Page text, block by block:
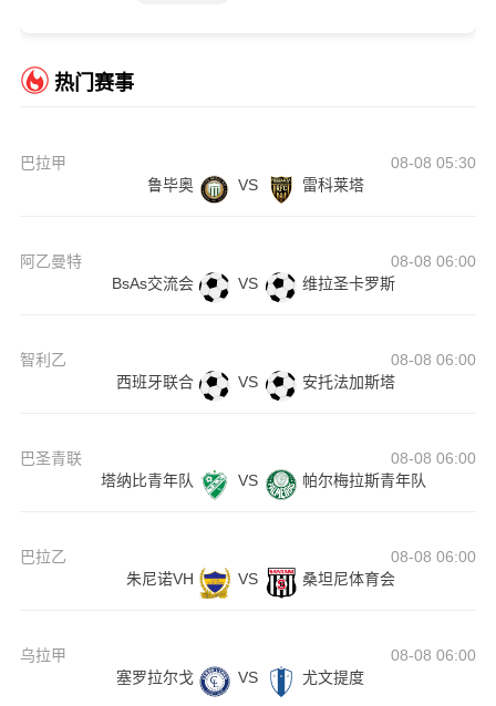
热门赛事
巴拉甲
08-08 05:30
鲁毕奥
VS 雷科莱塔
阿乙曼特
08-08 06:00
BsAs交流会
VS 维拉圣卡罗斯
智利乙
08-08 06:00
西班牙联合
VS 安托法加斯塔
巴圣青联
08-08 06:00
塔纳比青年队
VS 帕尔梅拉斯青年队
巴拉乙
08-08 06:00
朱尼诺VH
VS 桑坦尼体育会
乌拉甲
08-08 06:00
塞罗拉尔戈
VS 尤文提度